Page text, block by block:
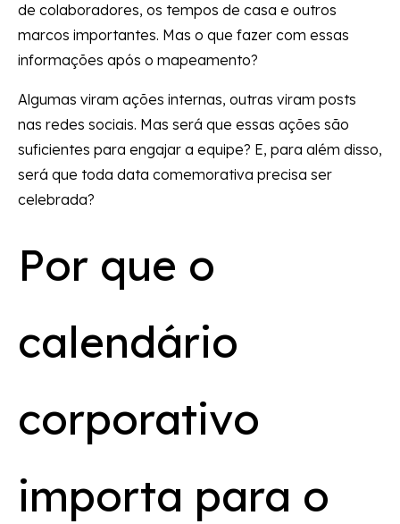
de colaboradores, os tempos de casa e outros
marcos importantes. Mas o que fazer com essas
informações após o mapeamento?
Algumas viram ações internas, outras viram posts
nas redes sociais. Mas será que essas ações são
suficientes para engajar a equipe? E, para além disso,
será que toda data comemorativa precisa ser
celebrada?
Por que o
calendário
corporativo
importa para o